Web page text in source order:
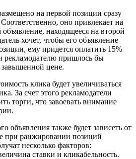
на первой позиции сразу
оно привлекает на
находящееся на второй
хочет, чтобы его объявление
ему придется оплатить 15%
рекламодателю пришлось бы
завышенной цене.
клика будет увеличиваться
За счет этого рекламодатели
торги, что завоевать внимание
объявления также будет зависеть от
при ранжировании позиций
несколько факторов:
ставки и кликабельность.